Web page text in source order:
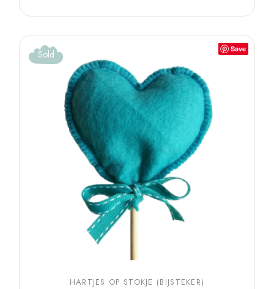
Save
Sold
HARTJES OP STOKJE (BIJSTEKER)